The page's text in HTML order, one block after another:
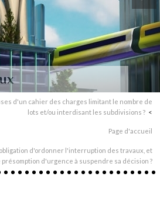
d'un cahier des charges limitant le nombre de
lots et/ou interdisant les subdivisions ?
Page d'accueil
d'ordonner l'interruption des travaux, et
d'urgence à suspendre sa décision ?